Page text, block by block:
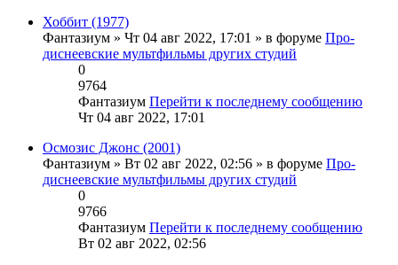
Хоббит (1977)
Фантазиум » Чт 04 авг 2022, 17:01 » в форуме Про-
диснеевские мультфильмы других студий
0
9764
Фантазиум Перейти к последнему сообщению
Чт 04 авг 2022, 17:01
Осмозис Джонс (2001)
Фантазиум » Вт 02 авг 2022, 02:56 » в форуме Про-
диснеевские мультфильмы других студий
0
9766
Фантазиум Перейти к последнему сообщению
Вт 02 авг 2022, 02:56